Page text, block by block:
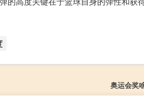
奥运会奖